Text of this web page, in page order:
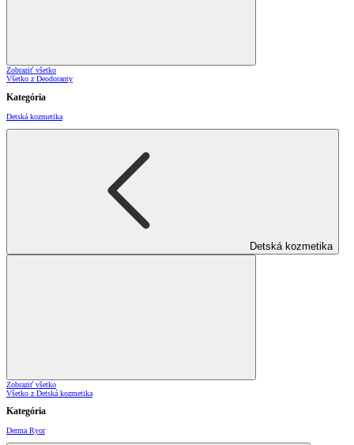
Zobraziť všetko
Všetko z Deodoranty
Kategória
Detská kozmetika
Detská kozmetika
Zobraziť všetko
Všetko z Detská kozmetika
Kategória
Derma Ryor